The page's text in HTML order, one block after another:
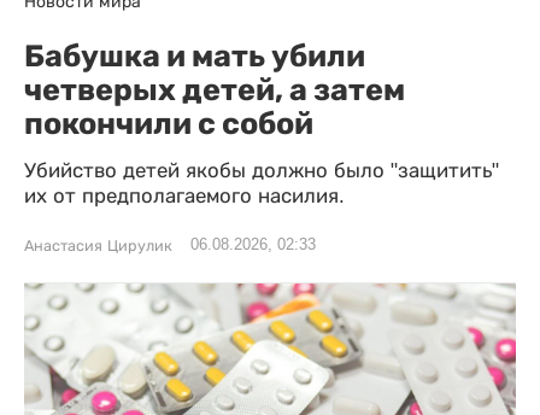
Бабушка и мать убили
четверых детей, а затем
покончили с собой
Убийство детей якобы должно было "защитить"
их от предполагаемого насилия.
Анастасия Цирулик 06.08.2026, 02:33